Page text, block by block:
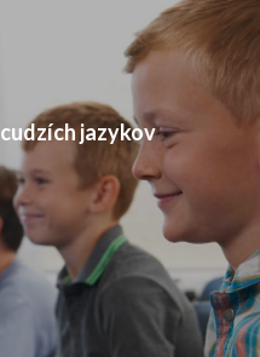
jazykov